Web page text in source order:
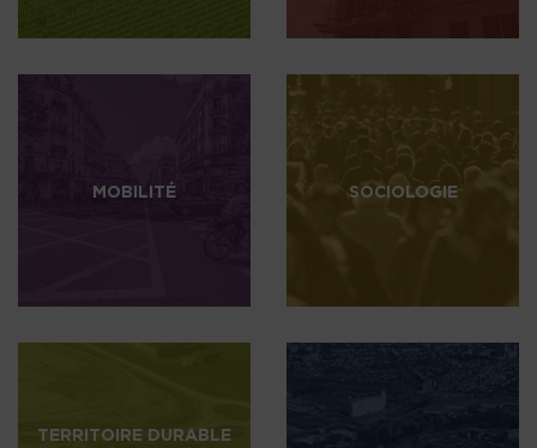
MOBILITÉ SOCIOLOGIE
TERRITOIRE DURABLE